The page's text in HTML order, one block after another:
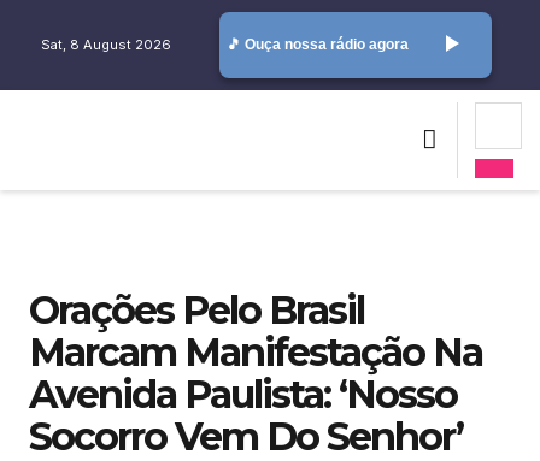
Sat, 8 August 2026 🎵 Ouça nossa rádio agora play_arrow
Orações Pelo Brasil
Marcam Manifestação Na
Avenida Paulista: ‘Nosso
Socorro Vem Do Senhor’